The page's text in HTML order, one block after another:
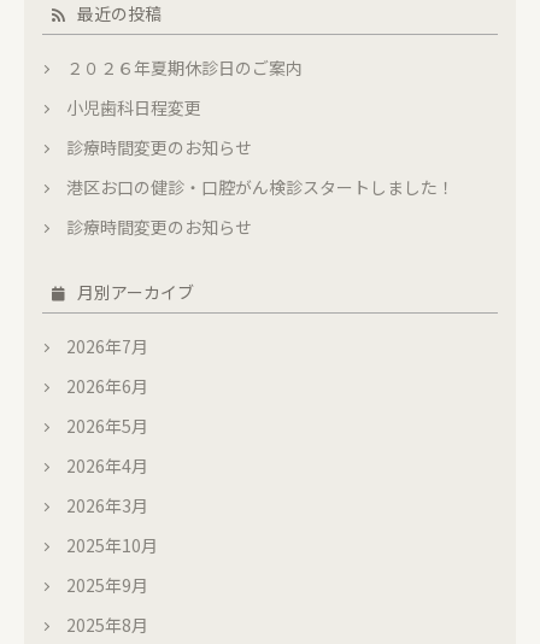
最近の投稿
２０２６年夏期休診日のご案内
小児歯科日程変更
診療時間変更のお知らせ
港区お口の健診・口腔がん検診スタートしました！
診療時間変更のお知らせ
月別アーカイブ
2026年7月
2026年6月
2026年5月
2026年4月
2026年3月
2025年10月
2025年9月
2025年8月